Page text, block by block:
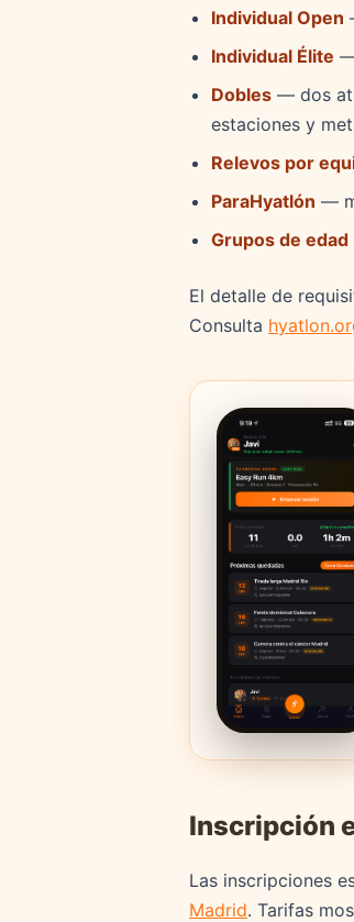
Individual Open
Individual Élite
Dobles — dos
estaciones y
Relevos por
ParaHyatlón —
Grupos de edad
El detalle de
Consulta
Inscripción
Las inscripciones
Madrid. Tarifas